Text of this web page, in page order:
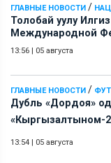
ГЛАВНЫЕ НОВОСТИ /
Толобай уулу
Международной
13:56 | 05 августа
ГЛАВНЫЕ НОВОСТИ /
Дубль «Дордоя»
«Кыргызалтыном-
13:54 | 05 августа